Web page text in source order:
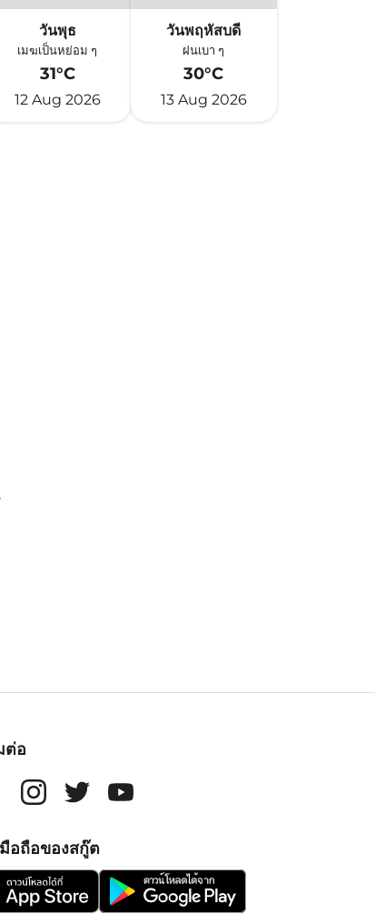
วันพุธ
เมฆเป็นหย่อม ๆ
31°C
12 Aug 2026
วันพฤหัสบดี
ฝนเบา ๆ
30°C
13 Aug 2026
ต่อ
อถือของสกู๊ต